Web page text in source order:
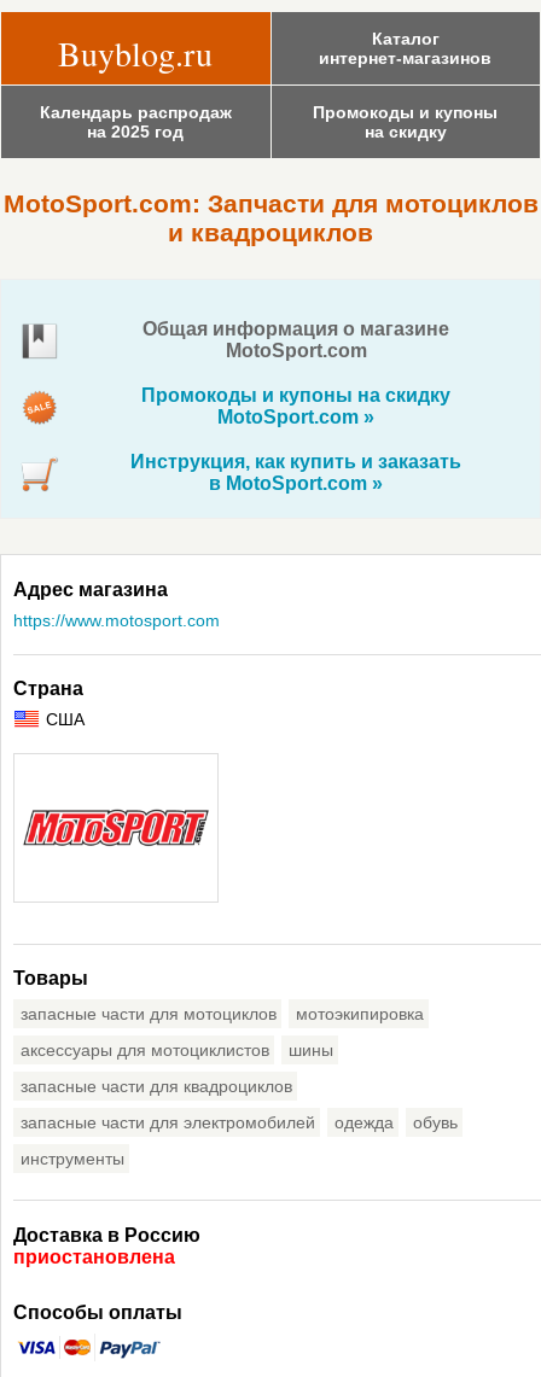
Buyblog.ru
Каталог
интернет-магазинов
Календарь распродаж
на 2025 год
Промокоды и купоны
на скидку
MotoSport.com: Запчасти для мотоциклов
и квадроциклов
Общая информация о магазине
MotoSport.com
Промокоды и купоны на скидку
MotoSport.com »
Инструкция, как купить и заказать
в MotoSport.com »
Адрес магазина
https://www.motosport.com
Страна
США
Товары
запасные части для мотоциклов
мотоэкипировка
аксессуары для мотоциклистов
шины
запасные части для квадроциклов
запасные части для электромобилей
одежда
обувь
инструменты
Доставка в Россию
приостановлена
Способы оплаты